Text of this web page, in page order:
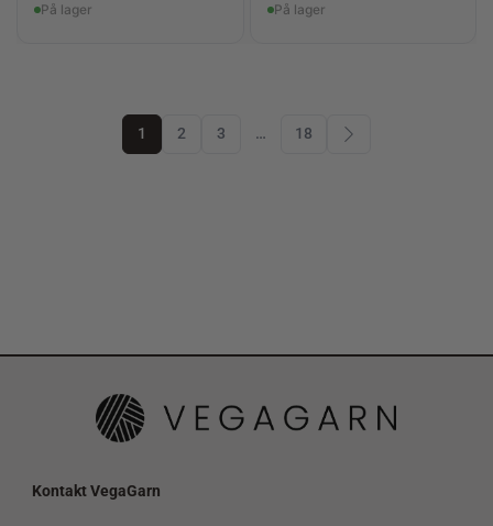
På lager På lager
1 2 3 … 18
Kontakt VegaGarn